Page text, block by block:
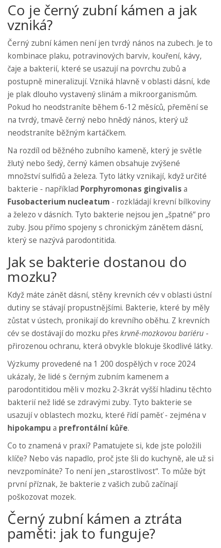
Co je černý zubní kámen a jak
vzniká?
Černý zubní kámen není jen tvrdý nános na zubech. Je to
kombinace plaku, potravinových barviv, kouření, kávy,
čaje a bakterií, které se usazují na povrchu zubů a
postupně mineralizují. Vzniká hlavně v oblasti dásní, kde
je plak dlouho vystavený slinám a mikroorganismům.
Pokud ho neodstraníte během 6-12 měsíců, přemění se
na tvrdý, tmavě černý nebo hnědý nános, který už
neodstraníte běžným kartáčkem.
Na rozdíl od běžného zubního kameně, který je světle
žlutý nebo šedý, černý kámen obsahuje zvýšené
množství sulfidů a železa. Tyto látky vznikají, když určité
bakterie - například Porphyromonas gingivalisa
Fusobacterium nucleatum - rozkládají krevní bílkoviny
a železo v dásních. Tyto bakterie nejsou jen „špatné“ pro
zuby. Jsou přímo spojeny s chronickým zánětem dásní,
který se nazývá parodontitida.
Jak se bakterie dostanou do
mozku?
Když máte zánět dásní, stěny krevních cév v oblasti ústní
dutiny se stávají propustnějšími. Bakterie, které by měly
zůstat v ústech, pronikají do krevního oběhu. Z krevních
cév se dostávají do mozku přes krvně-mozkovou bariéru -
přirozenou ochranu, která obvykle blokuje škodlivé látky.
Výzkumy provedené na 1 200 dospělých v roce 2024
ukázaly, že lidé s černým zubním kamenem a
parodontitidou měli v mozku 2-3krát vyšší hladinu těchto
bakterií než lidé se zdravými zuby. Tyto bakterie se
usazují v oblastech mozku, které řídí paměť - zejména v
hipokampu a prefrontální kůře.
Co to znamená v praxi? Pamatujete si, kde jste položili
klíče? Nebo vás napadlo, proč jste šli do kuchyně, ale už si
nevzpomínáte? To není jen „starostlivost“. To může být
první příznak, že bakterie z vašich zubů začínají
poškozovat mozek.
Černý zubní kámen a ztráta
paměti: jak to funguje?